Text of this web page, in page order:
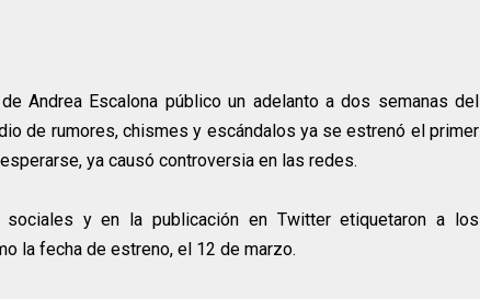
Andrea Escalona público un adelanto a dos semanas del
de rumores, chismes y escándalos ya se estrenó el primer
ya causó controversia en las redes.
y en la publicación en Twitter etiquetaron a los
la fecha de estreno, el 12 de marzo.